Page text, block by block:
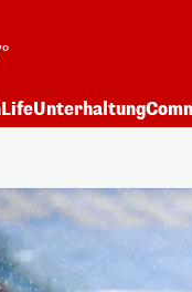
LifeUnterhaltung